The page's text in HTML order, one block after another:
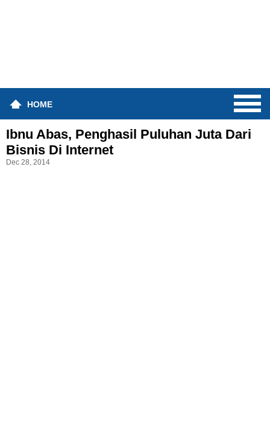
HOME
Ibnu Abas, Penghasil Puluhan Juta Dari
Bisnis Di Internet
Dec 28, 2014